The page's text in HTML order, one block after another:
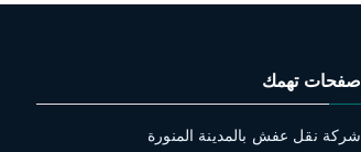
صفحات تهمك
شركة نقل عفش بالمدينة المنورة